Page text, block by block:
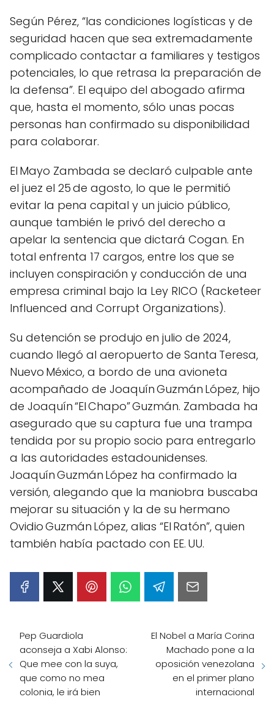
Según Pérez, “las condiciones logísticas y de
seguridad hacen que sea extremadamente
complicado contactar a familiares y testigos
potenciales, lo que retrasa la preparación de
la defensa”. El equipo del abogado afirma
que, hasta el momento, sólo unas pocas
personas han confirmado su disponibilidad
para colaborar.
El Mayo Zambada se declaró culpable ante
el juez el 25 de agosto, lo que le permitió
evitar la pena capital y un juicio público,
aunque también le privó del derecho a
apelar la sentencia que dictará Cogan. En
total enfrenta 17 cargos, entre los que se
incluyen conspiración y conducción de una
empresa criminal bajo la Ley RICO (Racketeer
Influenced and Corrupt Organizations).
Su detención se produjo en julio de 2024,
cuando llegó al aeropuerto de Santa Teresa,
Nuevo México, a bordo de una avioneta
acompañado de Joaquín Guzmán López, hijo
de Joaquín “El Chapo” Guzmán. Zambada ha
asegurado que su captura fue una trampa
tendida por su propio socio para entregarlo
a las autoridades estadounidenses.
Joaquín Guzmán López ha confirmado la
versión, alegando que la maniobra buscaba
mejorar su situación y la de su hermano
Ovidio Guzmán López, alias “El Ratón”, quien
también había pactado con EE. UU.
Pep Guardiola
aconseja a Xabi Alonso:
Que mee con la suya,
que como no mea
colonia, le irá bien
El Nobel a María Corina
Machado pone a la
oposición venezolana
en el primer plano
internacional